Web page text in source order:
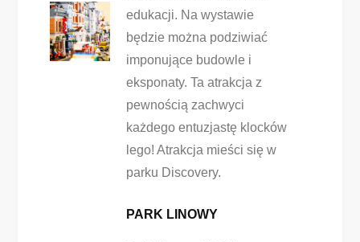
edukacji. Na wystawie
będzie można podziwiać
imponujące budowle i
eksponaty. Ta atrakcja z
pewnością zachwyci
każdego entuzjastę klocków
lego! Atrakcja mieści się w
parku Discovery.
PARK LINOWY